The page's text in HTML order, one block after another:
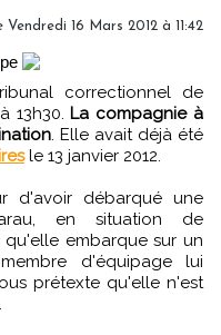
Vendredi 16 Mars 2012 à 11:42
13h30. La compagnie à
. Elle avait déjà été
le 13 janvier 2012.
d'avoir débarqué une
en situation de
qu'elle embarque sur un
d'équipage lui
prétexte qu'elle n'est